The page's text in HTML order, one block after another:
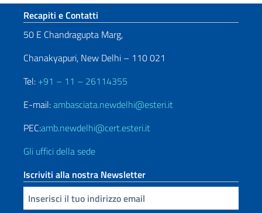
Sezione footer
Recapiti e Contatti
50 E Chandragupta Marg,
Chanakyapuri, New Delhi – 110 021
Tel: +91 – 11 – 26114355
E-mail:ambasciata.newdelhi@esteri.it
PEC:amb.newdelhi@cert.esteri.it
Gli uffici della sede
Iscriviti alla nostra Newsletter
Inserisci la tua email